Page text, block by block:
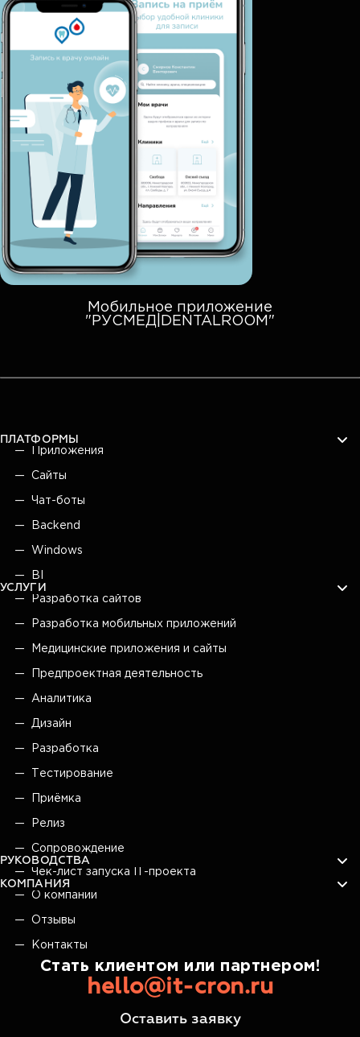
Мобильное приложение
"РУСМЕД|DENTALROOM"
ПЛАТФОРМЫ
Приложения
Сайты
Чат-боты
Backend
Windows
BI
УСЛУГИ
Разработка сайтов
Разработка мобильных приложений
Медицинские приложения и сайты
Предпроектная деятельность
Аналитика
Дизайн
Разработка
Тестирование
Приёмка
Релиз
Сопровождение
РУКОВОДСТВА
Чек-лист запуска IT-проекта
КОМПАНИЯ
О компании
Отзывы
Контакты
Стать клиентом или партнером!
hello@it-cron.ru
Оставить заявку